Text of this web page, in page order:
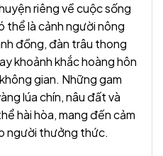
riêng về cuộc sống
thể là cảnh người nông
đồng, đàn trâu thong
khoảnh khắc hoàng hôn
gian. Những gam
lúa chín, nâu đất và
hài hòa, mang đến cảm
người thưởng thức.